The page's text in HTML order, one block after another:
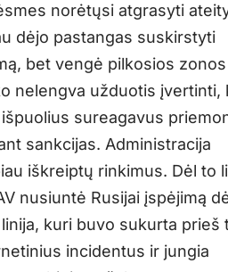
norėtųsi atgrasyti
dėjo pastangas suskirstyti
bet vengė pilkosios zonos
nelengva užduotis įvertinti,
sureagavus
sankcijas. Administracija
iškreiptų rinkimus. Dėl to
nusiuntė Rusijai įspėjimą
kuri buvo sukurta prieš
incidentus ir jungia